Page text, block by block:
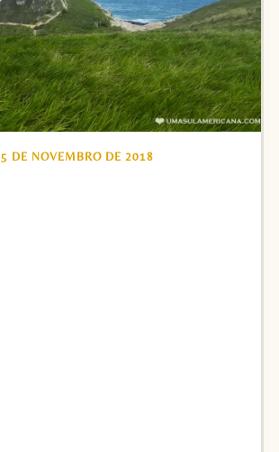
5 DE NOVEMBRO DE 2018